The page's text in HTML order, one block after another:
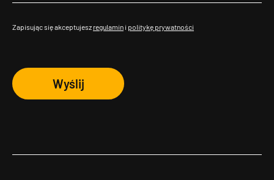
Zapisując się akceptujesz regulamin i politykę prywatności
Wyślij